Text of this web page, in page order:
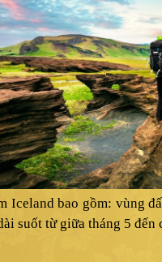
Iceland bao gồm: vùng
suốt từ giữa tháng 5 đến